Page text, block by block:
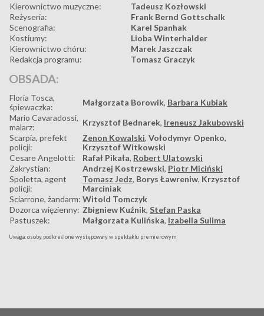
Kierownictwo muzyczne:
Tadeusz Kozłowski
Reżyseria:
Frank Bernd Gottschalk
Scenografia:
Karel Spanhak
Kostiumy:
Lioba Winterhalder
Kierownictwo chóru:
Marek Jaszczak
Redakcja programu:
Tomasz Graczyk
OBSADA:
Floria Tosca,
śpiewaczka:
Małgorzata Borowik, Barbara Kubiak
Mario Cavaradossi,
malarz:
Krzysztof Bednarek, Ireneusz Jakubowski
Scarpia, prefekt
policji:
Zenon Kowalski, Vołodymyr Openko,
Krzysztof Witkowski
Cesare Angelotti:
Rafał Pikała, Robert Ulatowski
Zakrystian:
Andrzej Kostrzewski, Piotr Miciński
Spoletta, agent
policji:
Tomasz Jedz, Borys Ławreniw, Krzysztof
Marciniak
Sciarrone, żandarm: Witold Tomczyk
Dozorca więzienny: Zbigniew Kuźnik, Stefan Paska
Pastuszek:
Małgorzata Kulińska, Izabella Sulima
Uwaga: osoby podkreślone występowały w spektaklu premierowym